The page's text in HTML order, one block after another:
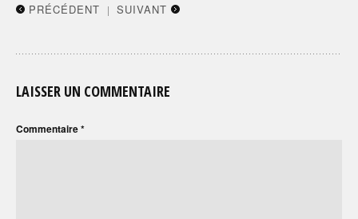
PRÉCÉDENT | SUIVANT
LAISSER UN COMMENTAIRE
Commentaire*